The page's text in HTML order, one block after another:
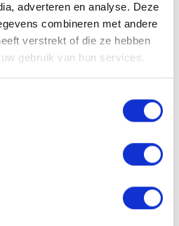
adverteren en analyse. Deze
combineren met andere
verstrekt of die ze hebben
gebruik van hun services.
ATKB over deskundig
van ecologische begeleiding
het zuurstofgehalte;
van vereisten uit een